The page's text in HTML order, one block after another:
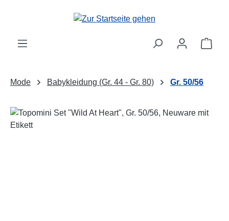
Zum Hauptinhalt springen
Mode Babykleidung (Gr. 44 - Gr. 80) Gr. 50/56
Bildergalerie überspringen